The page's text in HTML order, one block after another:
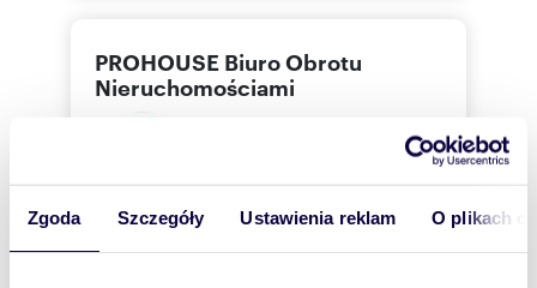
Zgoda Szczegóły Ustawienia reklam O plikach
PROHOUSE Biuro Obrotu
Nieruchomościami
JolantaJędrzejek
PROHOUSE Biuro Obrotu Nieruchomościami